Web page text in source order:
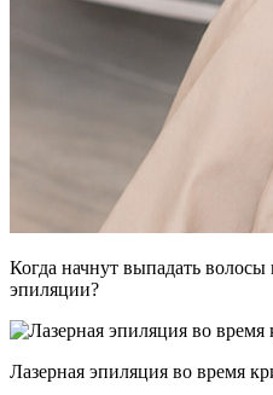
Когда начнут выпадать
эпиляции?
Лазерная эпиляция во время